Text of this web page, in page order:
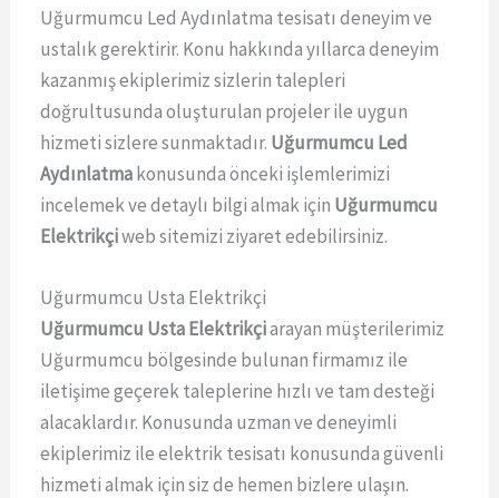
Uğurmumcu Led Aydınlatma tesisatı deneyim ve
ustalık gerektirir. Konu hakkında yıllarca deneyim
kazanmış ekiplerimiz sizlerin talepleri
doğrultusunda oluşturulan projeler ile uygun
hizmeti sizlere sunmaktadır. Uğurmumcu Led
Aydınlatmakonusunda önceki işlemlerimizi
incelemek ve detaylı bilgi almak için Uğurmumcu
Elektrikçiweb sitemizi ziyaret edebilirsiniz.
Uğurmumcu Usta Elektrikçi
Uğurmumcu Usta Elektrikçiarayan müşterilerimiz
Uğurmumcu bölgesinde bulunan firmamız ile
iletişime geçerek taleplerine hızlı ve tam desteği
alacaklardır. Konusunda uzman ve deneyimli
ekiplerimiz ile elektrik tesisatı konusunda güvenli
hizmeti almak için siz de hemen bizlere ulaşın.